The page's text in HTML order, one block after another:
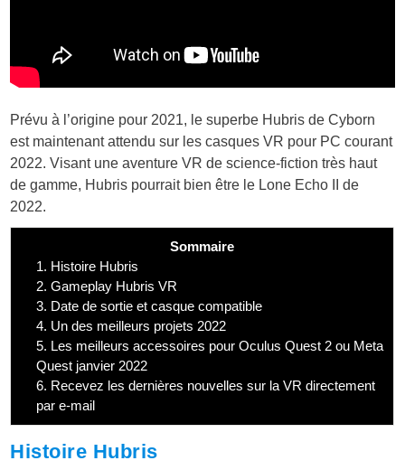
Prévu à l’origine pour 2021, le superbe Hubris de Cyborn
est maintenant attendu sur les casques VR pour PC courant
2022. Visant une aventure VR de science-fiction très haut
de gamme, Hubris pourrait bien être le Lone Echo II de
2022.
Sommaire
1. Histoire Hubris
2. Gameplay Hubris VR
3. Date de sortie et casque compatible
4. Un des meilleurs projets 2022
5. Les meilleurs accessoires pour Oculus Quest 2 ou Meta
Quest janvier 2022
6. Recevez les dernières nouvelles sur la VR directement
par e-mail
Histoire Hubris